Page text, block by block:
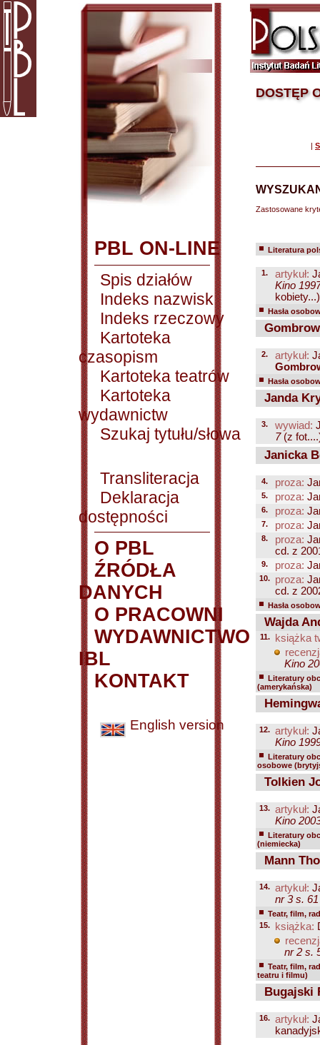
PBL ON-LINE
Spis działów
Indeks nazwisk
Indeks rzeczowy
Kartoteka
czasopism
Kartoteka teatrów
Kartoteka
wydawnictw
Szukaj tytułu/słowa
Transliteracja
Deklaracja
dostępności
O PBL
ŹRÓDŁA
DANYCH
O PRACOWNI
WYDAWNICTWO
IBL
KONTAKT
English version
DOSTĘP
|
Zastosowane
Literatura
1. artykuł:
Kino
kobiety...)
Hasła
2. artykuł:
Hasła
Janda
3. wywiad:
7(z
Janicka
4. proza:
5. proza:
6. proza:
7. proza:
8. proza:
cd. z
9. proza:
10. proza:
cd. z
Hasła
Wajda
11.
książka
Kino
Literatury
(amerykańska)
12. artykuł:
Kino
Literatury
osobowe
Tolkien
13. artykuł:
Kino
Literatury
(niemiecka)
Mann
14. artykuł:
nr 3 s. 61
Teatr, film,
15.
książka:
nr 2 s.
Teatr, film,
teatru i filmu)
Bugajski
16. artykuł: